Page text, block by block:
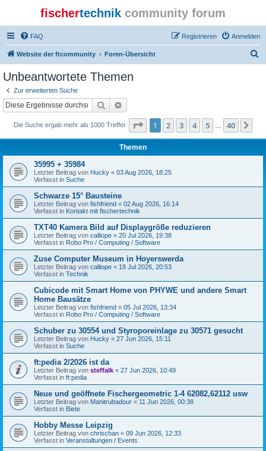
fischertechnik community forum
FAQ Anmelden
Registrieren
Website der ftcommunity Foren-Übersicht
Unbeantwortete Themen
Zur erweiterten Suche
Suche
Die Suche ergab mehr als 1000 Treffer Seite 1von 40
1 2 3 4 5 40
Themen
35995 + 35984
Letzter Beitrag von Hucky « 03 Aug 2026, 18:25
Verfasst in Suche
Schwarze 15° Bausteine
Letzter Beitrag von fishfriend « 02 Aug 2026, 16:14
Verfasst in Kontakt mit fischertechnik
TXT40 Kamera Bild auf Displaygröße reduzieren
Letzter Beitrag von calliope « 20 Jul 2026, 19:38
Verfasst in Robo Pro / Computing / Software
Zuse Computer Museum in Hoyerswerda
Letzter Beitrag von calliope « 18 Jul 2026, 20:53
Verfasst in Technik
Cubicode mit Smart Home von PHYWE und andere Smart
Home Bausätze
Letzter Beitrag von fishfriend « 05 Jul 2026, 13:34
Verfasst in Robo Pro / Computing / Software
Schuber zu 30554 und Styroporeinlage zu 30571 gesucht
Letzter Beitrag von Hucky « 27 Jun 2026, 15:11
Verfasst in Suche
ft:pedia 2/2026 ist da
Letzter Beitrag von steffalk « 27 Jun 2026, 10:49
Verfasst in ft:pedia
Neue und geöffnete Fischergeometric 1-4 62082,62112 usw
Letzter Beitrag von Manitrubadour « 11 Jun 2026, 00:38
Verfasst in Biete
Hobby Messe Leipzig
Letzter Beitrag von chrischan « 09 Jun 2026, 12:33
Verfasst in Veranstaltungen / Events